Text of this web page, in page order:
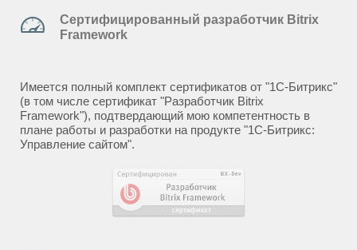
Сертифицированный разработчик Bitrix
Framework
Имеется полный комплект сертификатов от "1С-Битрикс"
(в том числе сертификат "Разработчик Bitrix
Framework"), подтвердающий мою компетентность в
плане работы и разработки на продукте "1С-Битрикс:
Управление сайтом".